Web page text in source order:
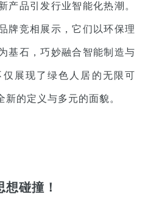
产品引发行业智能化热潮。
牌竞相展示，它们以环保理
基石，巧妙融合智能制造与
展现了绿色人居的无限可
的定义与多元的面貌。
碰撞！